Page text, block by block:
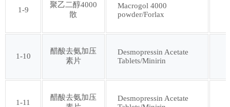
第三十九批 第四十批
1-9
聚乙二醇4000
散
Macrogol 4000
powder/Forlax
1-10
醋酸去氨加压
素片
Desmopressin Acetate
Tablets/Minirin
1-11
醋酸去氨加压
Desmopressin Acetate